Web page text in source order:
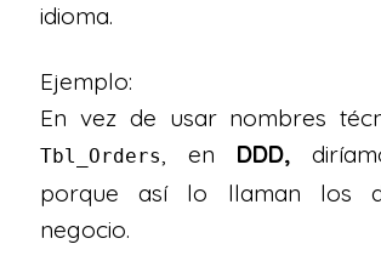
idioma.
Ejemplo:
En vez de usar nombres
Tbl_Orders, en DDD,
porque así lo llaman los
negocio.